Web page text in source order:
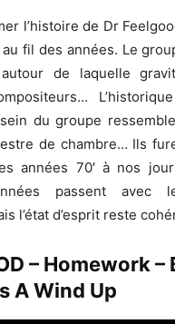
l’histoire de Dr
fil des années. Le
de laquelle
du groupe
de chambre… Ils
années 70′ à nos
passent avec
l’état d’esprit reste
– Homework –
A Wind Up